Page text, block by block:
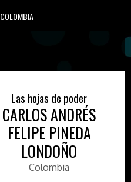
COLOMBIA
Las hojas de poder
CARLOS ANDRÉS
FELIPE PINEDA
LONDOÑO
Colombia